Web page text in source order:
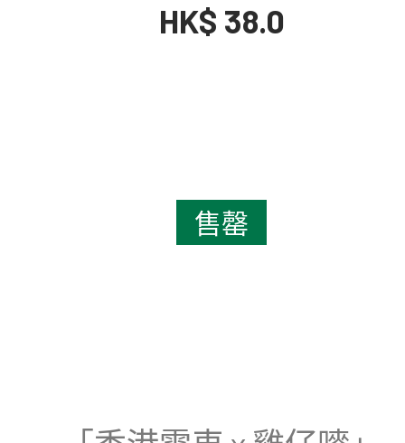
HK$ 38.0
售罄